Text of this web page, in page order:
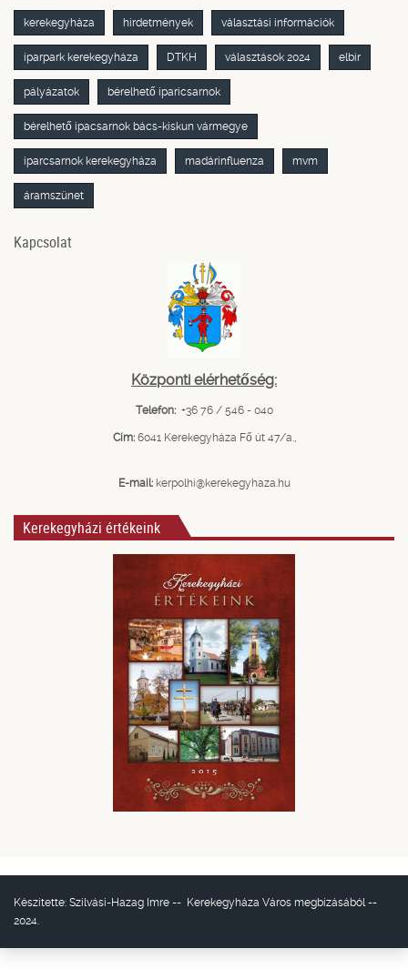
kerekegyháza hirdetmények választási információk
iparpark kerekegyháza DTKH választások 2024 elbir
pályázatok bérelhető iparicsarnok
bérelhető ipacsarnok bács-kiskun vármegye
iparcsarnok kerekegyháza madárinfluenza mvm
áramszünet
Kapcsolat
Központi elérhetőség:
Telefon: +36 76 / 546 - 040
Cím: 6041 Kerekegyháza Fő út 47/a.,
E-mail: kerpolhi@kerekegyhaza.hu
Kerekegyházi értékeink
Készítette: Szilvási-Hazag Imre -- Kerekegyháza Város megbízásából --
2024.